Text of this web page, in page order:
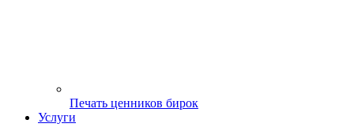
Печать ценников бирок
Услуги